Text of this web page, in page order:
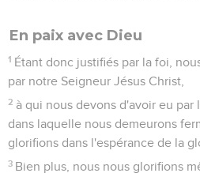
En paix avec Dieu
1 Étant donc justifiés par la foi,
par notre Seigneur Jésus Christ,
2 à qui nous devons d'avoir eu par
dans laquelle nous demeurons
glorifions dans l'espérance de la
3 Bien plus, nous nous glorifions